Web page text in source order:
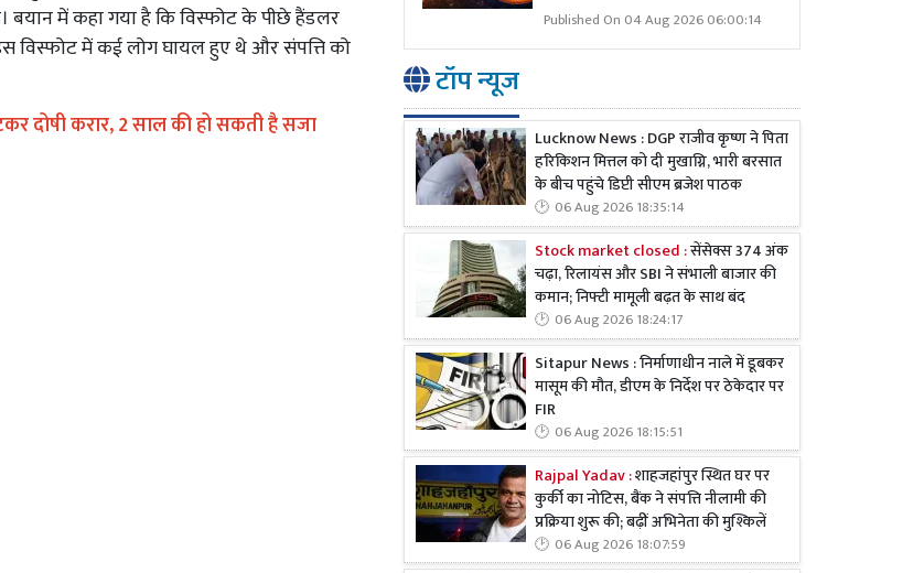
बयान में कहा गया है कि विस्फोट के पीछे हैंडलर
विस्फोट में कई लोग घायल हुए थे और संपत्ति को
दोषी करार, 2 साल की हो सकती है सजा
Published On 04 Aug 2026 06:00:14
टॉप न्यूज
Lucknow News : DGP राजीव कृष्ण ने पिता
हरिकिशन मित्तल को दी मुखाग्नि, भारी बरसात
के बीच पहुंचे डिप्टी सीएम ब्रजेश पाठक
06 Aug 2026 18:35:14
Stock market closed :सेंसेक्स 374 अंक
चढ़ा, रिलायंस और SBI ने संभाली बाजार की
कमान; निफ्टी मामूली बढ़त के साथ बंद
06 Aug 2026 18:24:17
Sitapur News : निर्माणाधीन नाले में डूबकर
मासूम की मौत, डीएम के निर्देश पर ठेकेदार पर
FIR
06 Aug 2026 18:15:51
Rajpal Yadav :शाहजहांपुर स्थित घर पर
कुर्की का नोटिस, बैंक ने संपत्ति नीलामी की
प्रक्रिया शुरू की; बढ़ीं अभिनेता की मुश्किलें
06 Aug 2026 18:07:59